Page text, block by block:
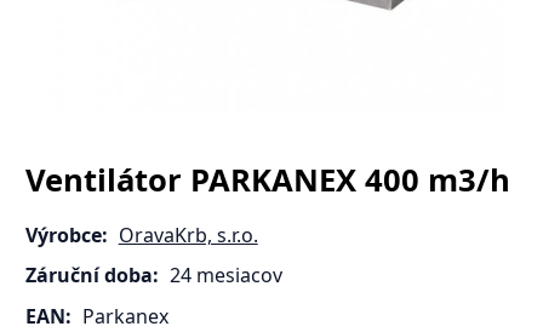
Ventilátor PARKANEX 400 m3/h
Výrobce: OravaKrb, s.r.o.
Záruční doba: 24 mesiacov
EAN: Parkanex